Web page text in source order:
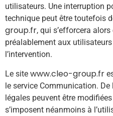
utilisateurs. Une interruption
technique peut être toutefois
group.fr, qui s’efforcera
préalablement aux
l’intervention.
Le site www.cleo-group.fr
le service Communication.
légales peuvent être
s’imposent néanmoins à